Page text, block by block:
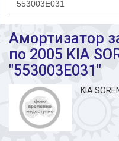
Амортизатор
по 2005 KIA
"553003E031"
KIA